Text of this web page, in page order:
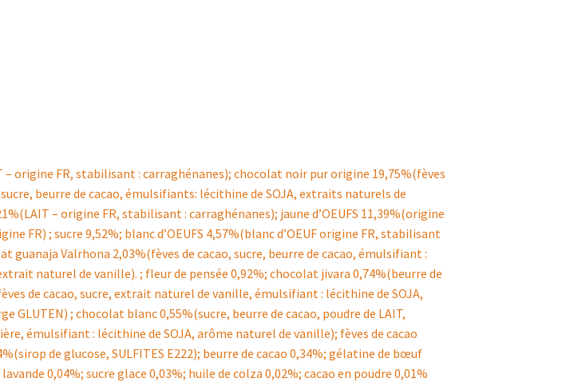
– origine FR, stabilisant : carraghénanes); chocolat noir pur origine 19,75%(fèves
sucre, beurre de cacao, émulsifiants: lécithine de SOJA, extraits naturels de
– origine FR, stabilisant : carraghénanes); jaune d’OEUFS 11,39%(origine
FR) ; sucre 9,52%; blanc d’OEUFS 4,57%(blanc d’OEUF origine FR, stabilisant
guanaja Valrhona 2,03%(fèves de cacao, sucre, beurre de cacao, émulsifiant :
naturel de vanille). ; fleur de pensée 0,92%; chocolat jivara 0,74%(beurre de
de cacao, sucre, extrait naturel de vanille, émulsifiant : lécithine de SOJA,
GLUTEN) ; chocolat blanc 0,55%(sucre, beurre de cacao, poudre de LAIT,
émulsifiant : lécithine de SOJA, arôme naturel de vanille); fèves de cacao
de glucose, SULFITES E222); beurre de cacao 0,34%; gélatine de bœuf
0,04%; sucre glace 0,03%; huile de colza 0,02%; cacao en poudre 0,01%